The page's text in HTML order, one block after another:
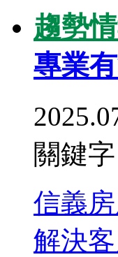
趨勢
專業
關鍵字
信義
解決